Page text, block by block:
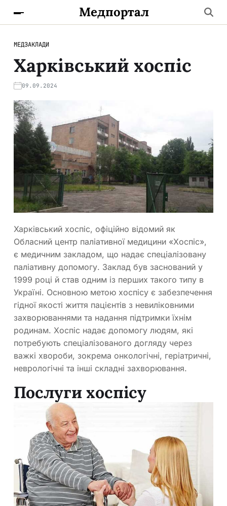
Медпортал
МЕДЗАКЛАДИ
Харківський хоспіс
09.09.2024
Харківський хоспіс, офіційно відомий як
Обласний центр паліативної медицини «Хоспіс»,
є медичним закладом, що надає спеціалізовану
паліативну допомогу. Заклад був заснований у
1999 році й став одним із перших такого типу в
Україні. Основною метою хоспісу є забезпечення
гідної якості життя пацієнтів з невиліковними
захворюваннями та надання підтримки їхнім
родинам. Хоспіс надає допомогу людям, які
потребують спеціалізованого догляду через
важкі хвороби, зокрема онкологічні, геріатричні,
неврологічні та інші складні захворювання.
Послуги хоспісу